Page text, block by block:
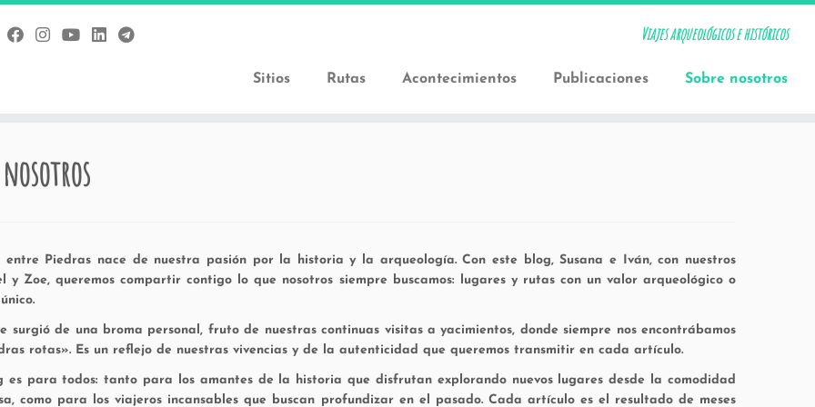
Viajes arqueológicos e históricos
Sitios Rutas Acontecimientos Publicaciones Sobre nosotros
entre Piedras nace de nuestra pasión por la historia y la arqueología. Con este blog, Susana e Iván, con nuestros
y Zoe, queremos compartir contigo lo que nosotros siempre buscamos: lugares y rutas con un valor arqueológico o
surgió de una broma personal, fruto de nuestras continuas visitas a yacimientos, donde siempre nos encontrábamos
rotas». Es un reflejo de nuestras vivencias y de la autenticidad que queremos transmitir en cada artículo.
es para todos: tanto para los amantes de la historia que disfrutan explorando nuevos lugares desde la comodidad
como para los viajeros incansables que buscan profundizar en el pasado. Cada artículo es el resultado de meses